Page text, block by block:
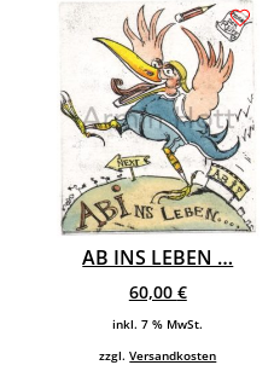
AB INS LEBEN …
60,00 €
inkl. 7 % MwSt.
zzgl.Versandkosten